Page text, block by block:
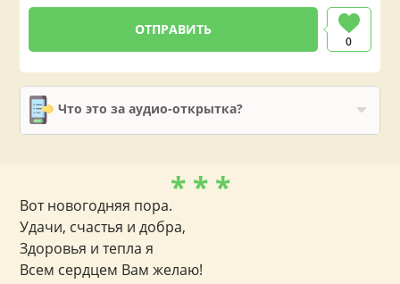
0
Что это за аудио-открытка?
* * *
Вот новогодняя пора.
Удачи, счастья и добра,
Здоровья и тепла я
Всем сердцем Вам желаю!